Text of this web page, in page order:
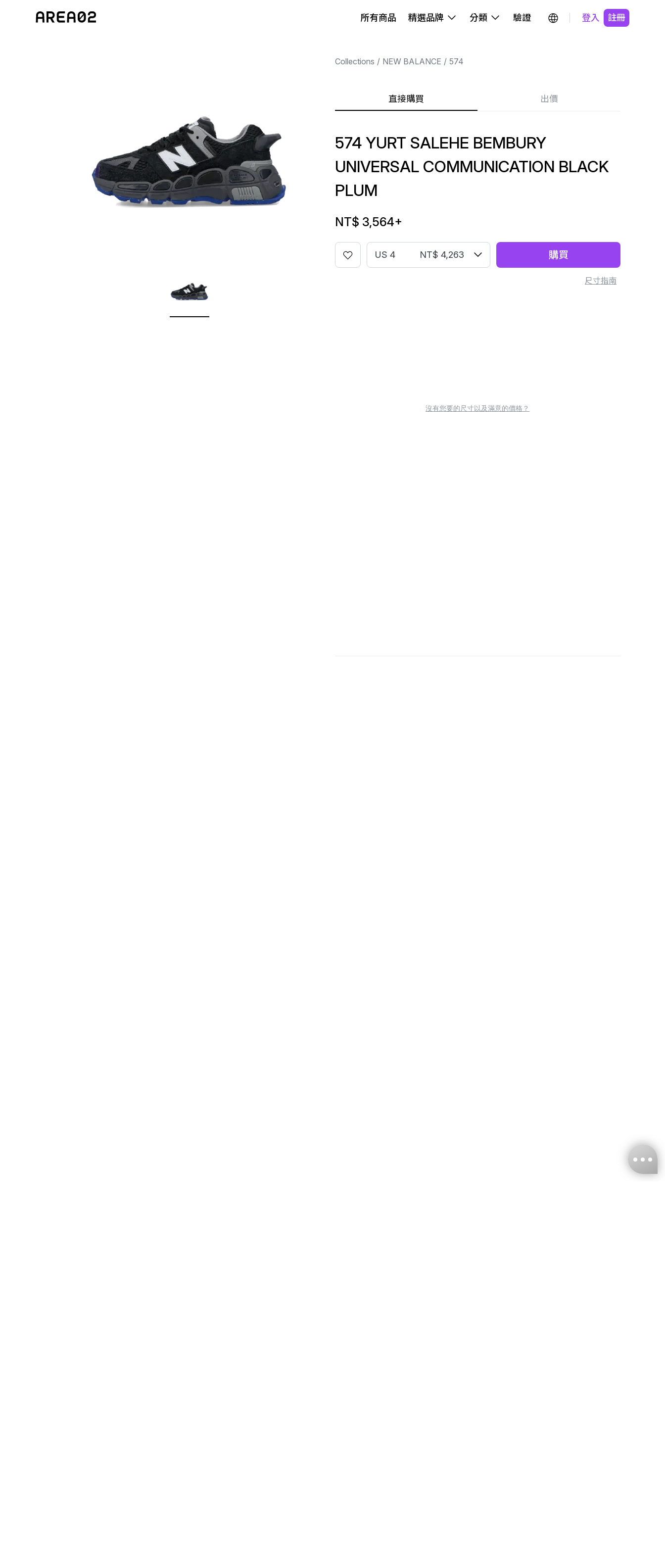
所有商品 精選品牌 分類 驗證 登入 註冊
Collections NEW BALANCE 574
直接購買 出價
574 YURT SALEHE BEMBURY
UNIVERSAL COMMUNICATION BLACK
PLUM
NT$ 3,564+
US 4 NT$ 4,263 購買
尺寸指南
沒有您要的尺寸以及滿意的價格？